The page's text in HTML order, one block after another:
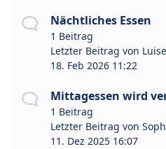
Nächtliches Essen
1 Beitrag
Letzter Beitrag von
18. Feb 2026 11:22
Mittagessen wird
1 Beitrag
Letzter Beitrag von
11. Dez 2025 16:07